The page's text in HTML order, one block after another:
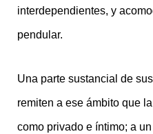
interdependientes, y
pendular.
Una parte sustancial de
remiten a ese ámbito que
como privado e íntimo; a